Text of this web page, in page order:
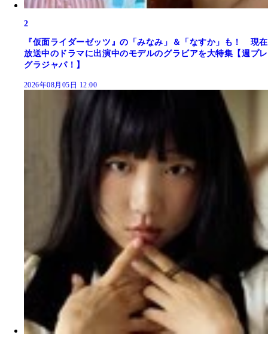
2
『仮面ライダーゼッツ』の「みなみ」＆「なすか」も！ 現在
放送中のドラマに出演中のモデルのグラビアを大特集【週プレ
グラジャパ！】
2026年08月05日 12:00